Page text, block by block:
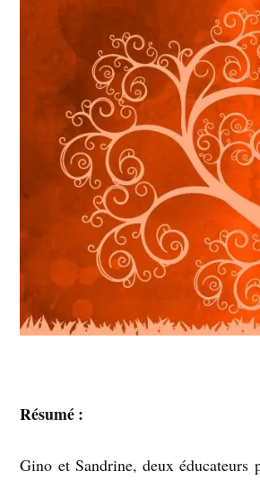
Résumé :
Gino et Sandrine, deux éducateurs